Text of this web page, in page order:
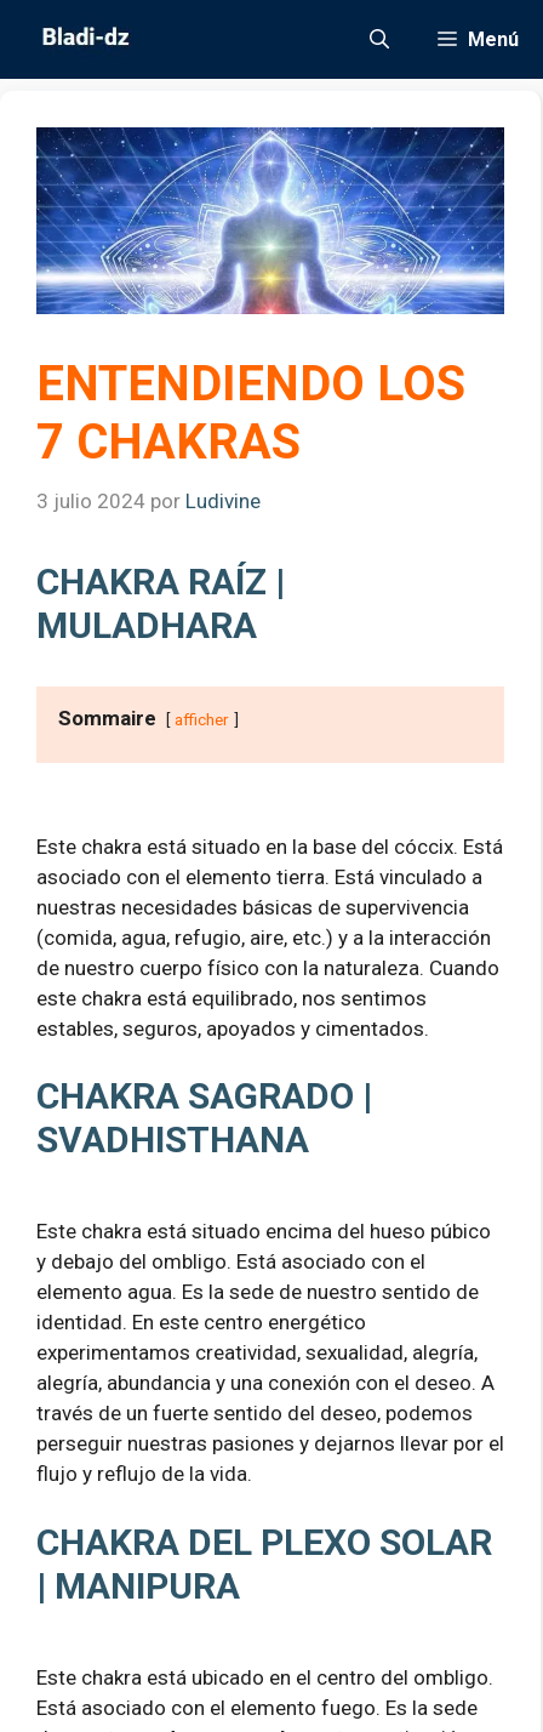
contenido
Menú
ENTENDIENDO LOS
7 CHAKRAS
3 julio 2024 por Ludivine
CHAKRA RAÍZ |
MULADHARA
Sommaire afficher
Este chakra está situado en la base del cóccix. Está
asociado con el elemento tierra. Está vinculado a
nuestras necesidades básicas de supervivencia
(comida, agua, refugio, aire, etc.) y a la interacción
de nuestro cuerpo físico con la naturaleza. Cuando
este chakra está equilibrado, nos sentimos
estables, seguros, apoyados y cimentados.
CHAKRA SAGRADO |
SVADHISTHANA
Este chakra está situado encima del hueso púbico
y debajo del ombligo. Está asociado con el
elemento agua. Es la sede de nuestro sentido de
identidad. En este centro energético
experimentamos creatividad, sexualidad, alegría,
alegría, abundancia y una conexión con el deseo. A
través de un fuerte sentido del deseo, podemos
perseguir nuestras pasiones y dejarnos llevar por el
flujo y reflujo de la vida.
CHAKRA DEL PLEXO SOLAR
| MANIPURA
Este chakra está ubicado en el centro del ombligo.
Está asociado con el elemento fuego. Es la sede